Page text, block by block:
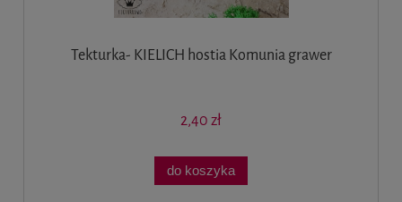
Tekturka- KIELICH hostia Komunia grawer
2,40 zł
do koszyka